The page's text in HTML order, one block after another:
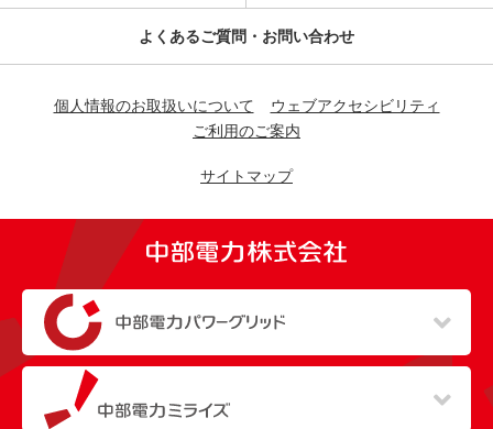
よくあるご質問・お問い合わせ
個人情報のお取扱いについて
ウェブアクセシビリティ
ご利用のご案内
サイトマップ
（新しいウィンドウを開きます）
（新しいウィンドウを開きます）